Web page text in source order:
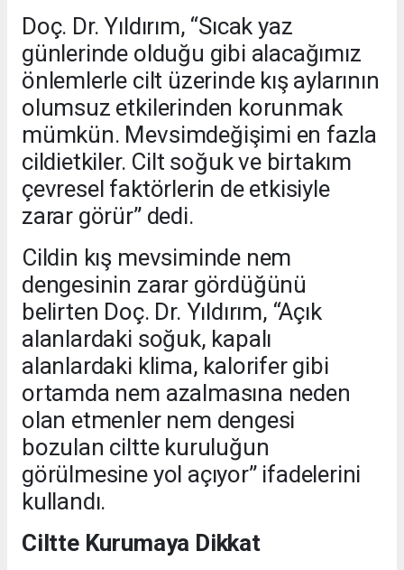
Doç. Dr. Yıldırım, “Sıcak yaz
günlerinde olduğu gibi alacağımız
önlemlerle cilt üzerinde kış aylarının
olumsuz etkilerinden korunmak
mümkün. Mevsimdeğişimi en fazla
cildietkiler. Cilt soğuk ve birtakım
çevresel faktörlerin de etkisiyle
zarar görür” dedi.
Cildin kış mevsiminde nem
dengesinin zarar gördüğünü
belirten Doç. Dr. Yıldırım, “Açık
alanlardaki soğuk, kapalı
alanlardaki klima, kalorifer gibi
ortamda nem azalmasına neden
olan etmenler nem dengesi
bozulan ciltte kuruluğun
görülmesine yol açıyor” ifadelerini
kullandı.
Ciltte Kurumaya Dikkat